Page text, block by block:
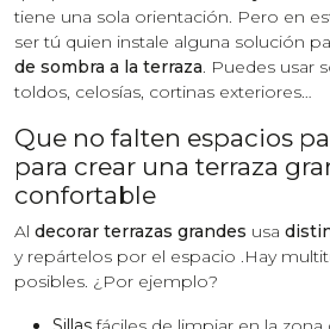
tiene una sola orientación. Pero en
ser tú quien instale alguna solución
de sombra a la terraza. Puedes usar
toldos, celosías, cortinas exteriores…
Que no falten espacios
para crear una terraza
confortable
Al decorar terrazas grandes usa
y repártelos por el espacio .Hay
posibles. ¿Por ejemplo?